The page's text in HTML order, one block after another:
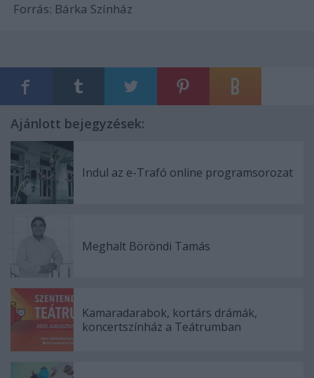
Forrás: Bárka Színház
Ajánlott bejegyzések:
Indul az e-Trafó online programsorozat
Meghalt Böröndi Tamás
Kamaradarabok, kortárs drámák,
koncertszínház a Teátrumban